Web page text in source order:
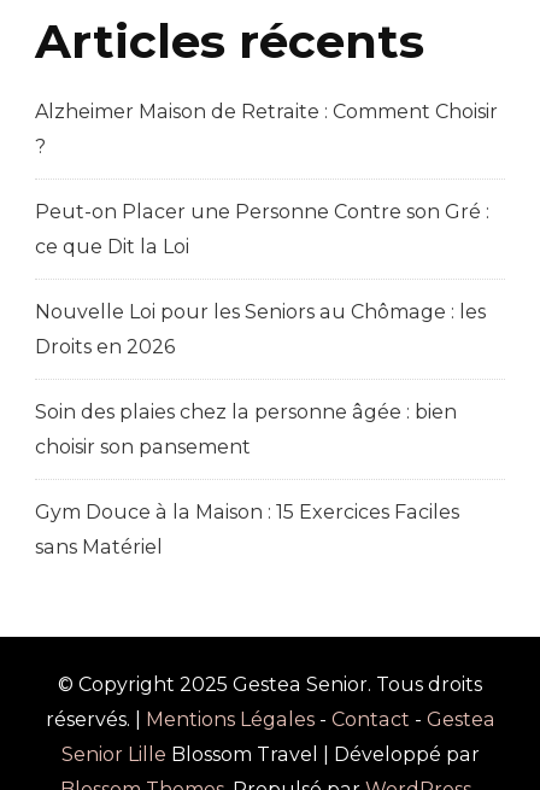
Articles récents
Alzheimer Maison de Retraite : Comment Choisir
?
Peut-on Placer une Personne Contre son Gré :
ce que Dit la Loi
Nouvelle Loi pour les Seniors au Chômage : les
Droits en 2026
Soin des plaies chez la personne âgée : bien
choisir son pansement
Gym Douce à la Maison : 15 Exercices Faciles
sans Matériel
© Copyright 2025 Gestea Senior. Tous droits
réservés. |
Mentions Légales- Contact - Gestea
Senior Lille Blossom Travel | Développé par